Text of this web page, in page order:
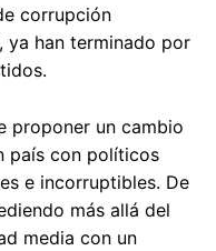
corrupción
ya han terminado por
proponer un cambio
país con políticos
e incorruptibles. De
más allá del
media con un